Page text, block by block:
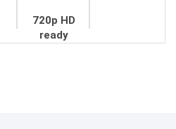
720p HD
ready